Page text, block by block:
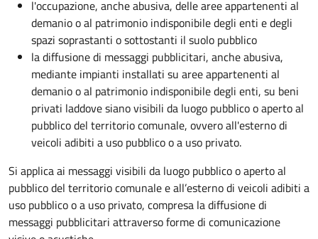
l'occupazione, anche abusiva, delle aree appartenenti al
demanio o al patrimonio indisponibile degli enti e degli
spazi soprastanti o sottostanti il suolo pubblico
la diffusione di messaggi pubblicitari, anche abusiva,
mediante impianti installati su aree appartenenti al
demanio o al patrimonio indisponibile degli enti, su beni
privati laddove siano visibili da luogo pubblico o aperto al
pubblico del territorio comunale, ovvero all'esterno di
veicoli adibiti a uso pubblico o a uso privato.
Si applica ai messaggi visibili da luogo pubblico o aperto al
pubblico del territorio comunale e all’esterno di veicoli adibiti a
uso pubblico o a uso privato, compresa la diffusione di
messaggi pubblicitari attraverso forme di comunicazione